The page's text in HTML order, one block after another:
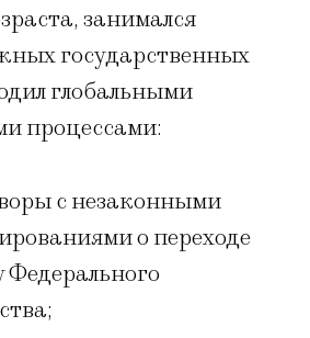
занимался
государственных
глобальными
процессами:
с незаконными
о переходе
Федерального